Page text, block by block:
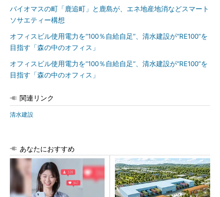
バイオマスの町「鹿追町」と鹿島が、エネ地産地消などスマート
ソサエティー構想
オフィスビル使用電力を“100％自給自足”、清水建設が“RE100”を
目指す「森の中のオフィス」
オフィスビル使用電力を“100％自給自足”、清水建設が“RE100”を
目指す「森の中のオフィス」
関連リンク
清水建設
あなたにおすすめ